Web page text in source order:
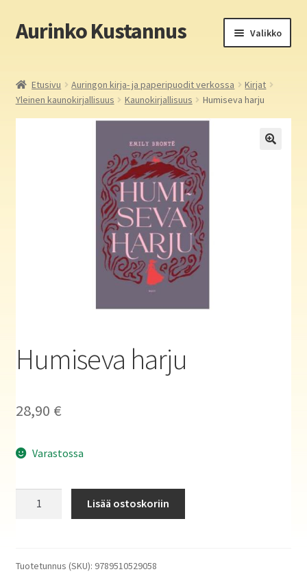
Siirry
navigointiin
Siirry
sisältöön
Aurinko Kustannus Valikko
Yritys
Aurinko Kustannus: kirjat
Auringon kirja- ja paperipuodit verkossa
Etusivu Auringon kirja- ja paperipuodit verkossa
Kirjat
Yleinen kaunokirjallisuus
Kaunokirjallisuus Humiseva harju
Humiseva harju
28,90 €
Varastossa
Lisää ostoskoriin
Tuotetunnus (SKU): 9789510529058